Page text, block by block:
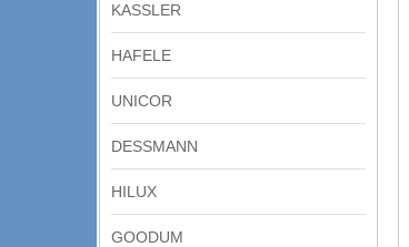
KASSLER
HAFELE
UNICOR
DESSMANN
HILUX
GOODUM